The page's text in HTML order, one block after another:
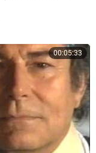
qrcd.org/5vlE
es CABALLO D
Lista de R
00:05:33